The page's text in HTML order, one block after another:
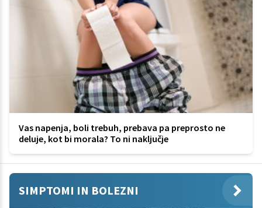
Vas napenja, boli trebuh, prebava pa preprosto ne
deluje, kot bi morala? To ni naključje
SIMPTOMI IN BOLEZNI